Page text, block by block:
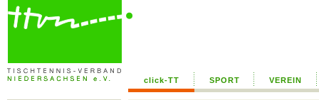
click-TT SPORT VEREIN